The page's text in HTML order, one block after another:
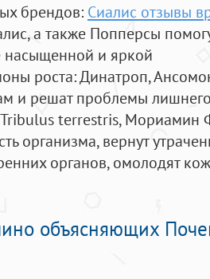
брендов: Сиалис отзывы
а также Попперсы
и яркой
роста: Динатроп,
и решат проблемы
Tribulus terrestris, Мориамин
организма, вернут
органов, омолодят
объясняющих